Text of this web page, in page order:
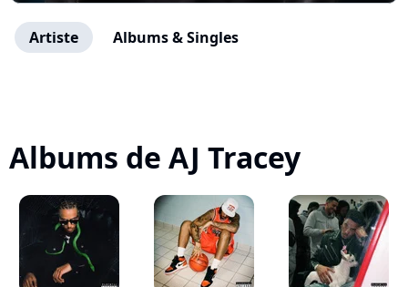
Artiste Albums & Singles
Albums de AJ Tracey